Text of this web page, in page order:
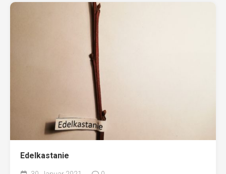
Edelkastanie